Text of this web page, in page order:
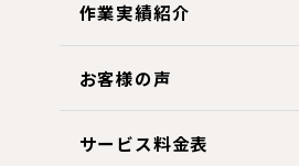
作業実績紹介
お客様の声
サービス料金表